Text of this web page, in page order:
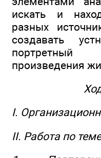
искать и
разных
создавать
портретный
произведения
I.
II. Работа по